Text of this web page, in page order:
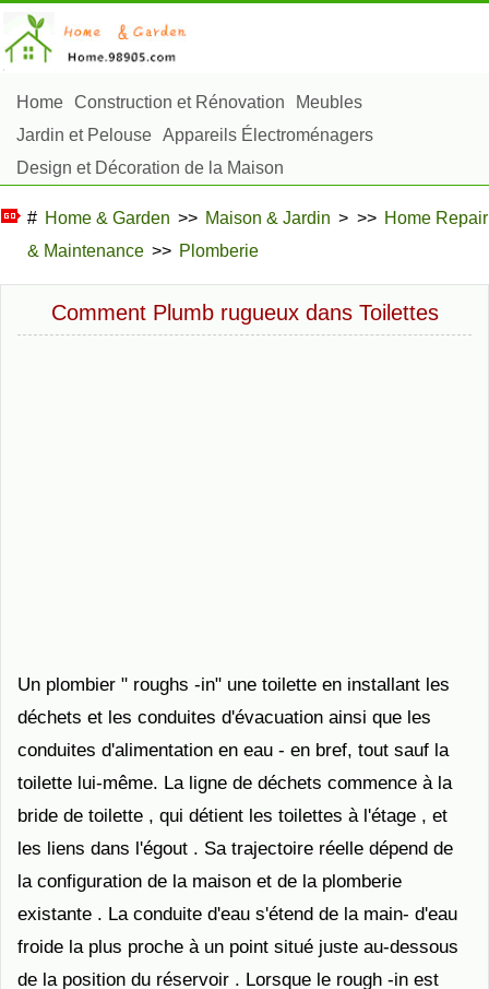
Home Construction et Rénovation
Meubles
Jardin et Pelouse Appareils Électroménagers
Design et Décoration de la Maison
# Home & Garden >> Maison & Jardin > >> Home Repair
& Maintenance >> Plomberie
Comment Plumb rugueux dans Toilettes
Un plombier " roughs -in" une toilette en installant les
déchets et les conduites d'évacuation ainsi que les
conduites d'alimentation en eau - en bref, tout sauf la
toilette lui-même. La ligne de déchets commence à la
bride de toilette , qui détient les toilettes à l'étage , et
les liens dans l'égout . Sa trajectoire réelle dépend de
la configuration de la maison et de la plomberie
existante . La conduite d'eau s'étend de la main- d'eau
froide la plus proche à un point situé juste au-dessous
de la position du réservoir . Lorsque le rough -in est